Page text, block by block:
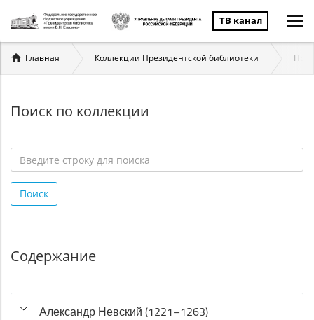
ТВ канал
Вы
здесь
Главная Коллекции Президентской библиотеки
Поиск по коллекции
строку
для
Поиск
Содержание
Александр Невский (1221–1263)